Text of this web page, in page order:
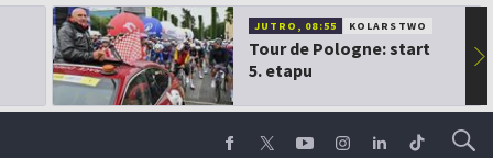
JUTRO, 08:55 KOLARSTWO
Tour de Pologne: start
5. etapu
▶